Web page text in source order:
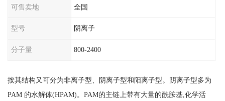
可售卖地 全国
型号 阴离子
分子量 800-2400
按其结构又可分为非离子型、阴离子型和阳离子型。阴离子型多为
PAM 的水解体(HPAM)。PAM的主链上带有大量的酰胺基,化学活